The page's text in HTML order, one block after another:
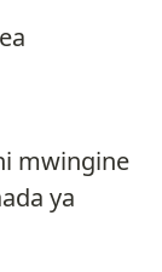
mwingine
ya